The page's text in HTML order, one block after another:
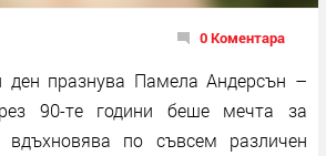
0 Коментара
празнува Памела Андерсън –
90-те години беше мечта за
по съвсем различен